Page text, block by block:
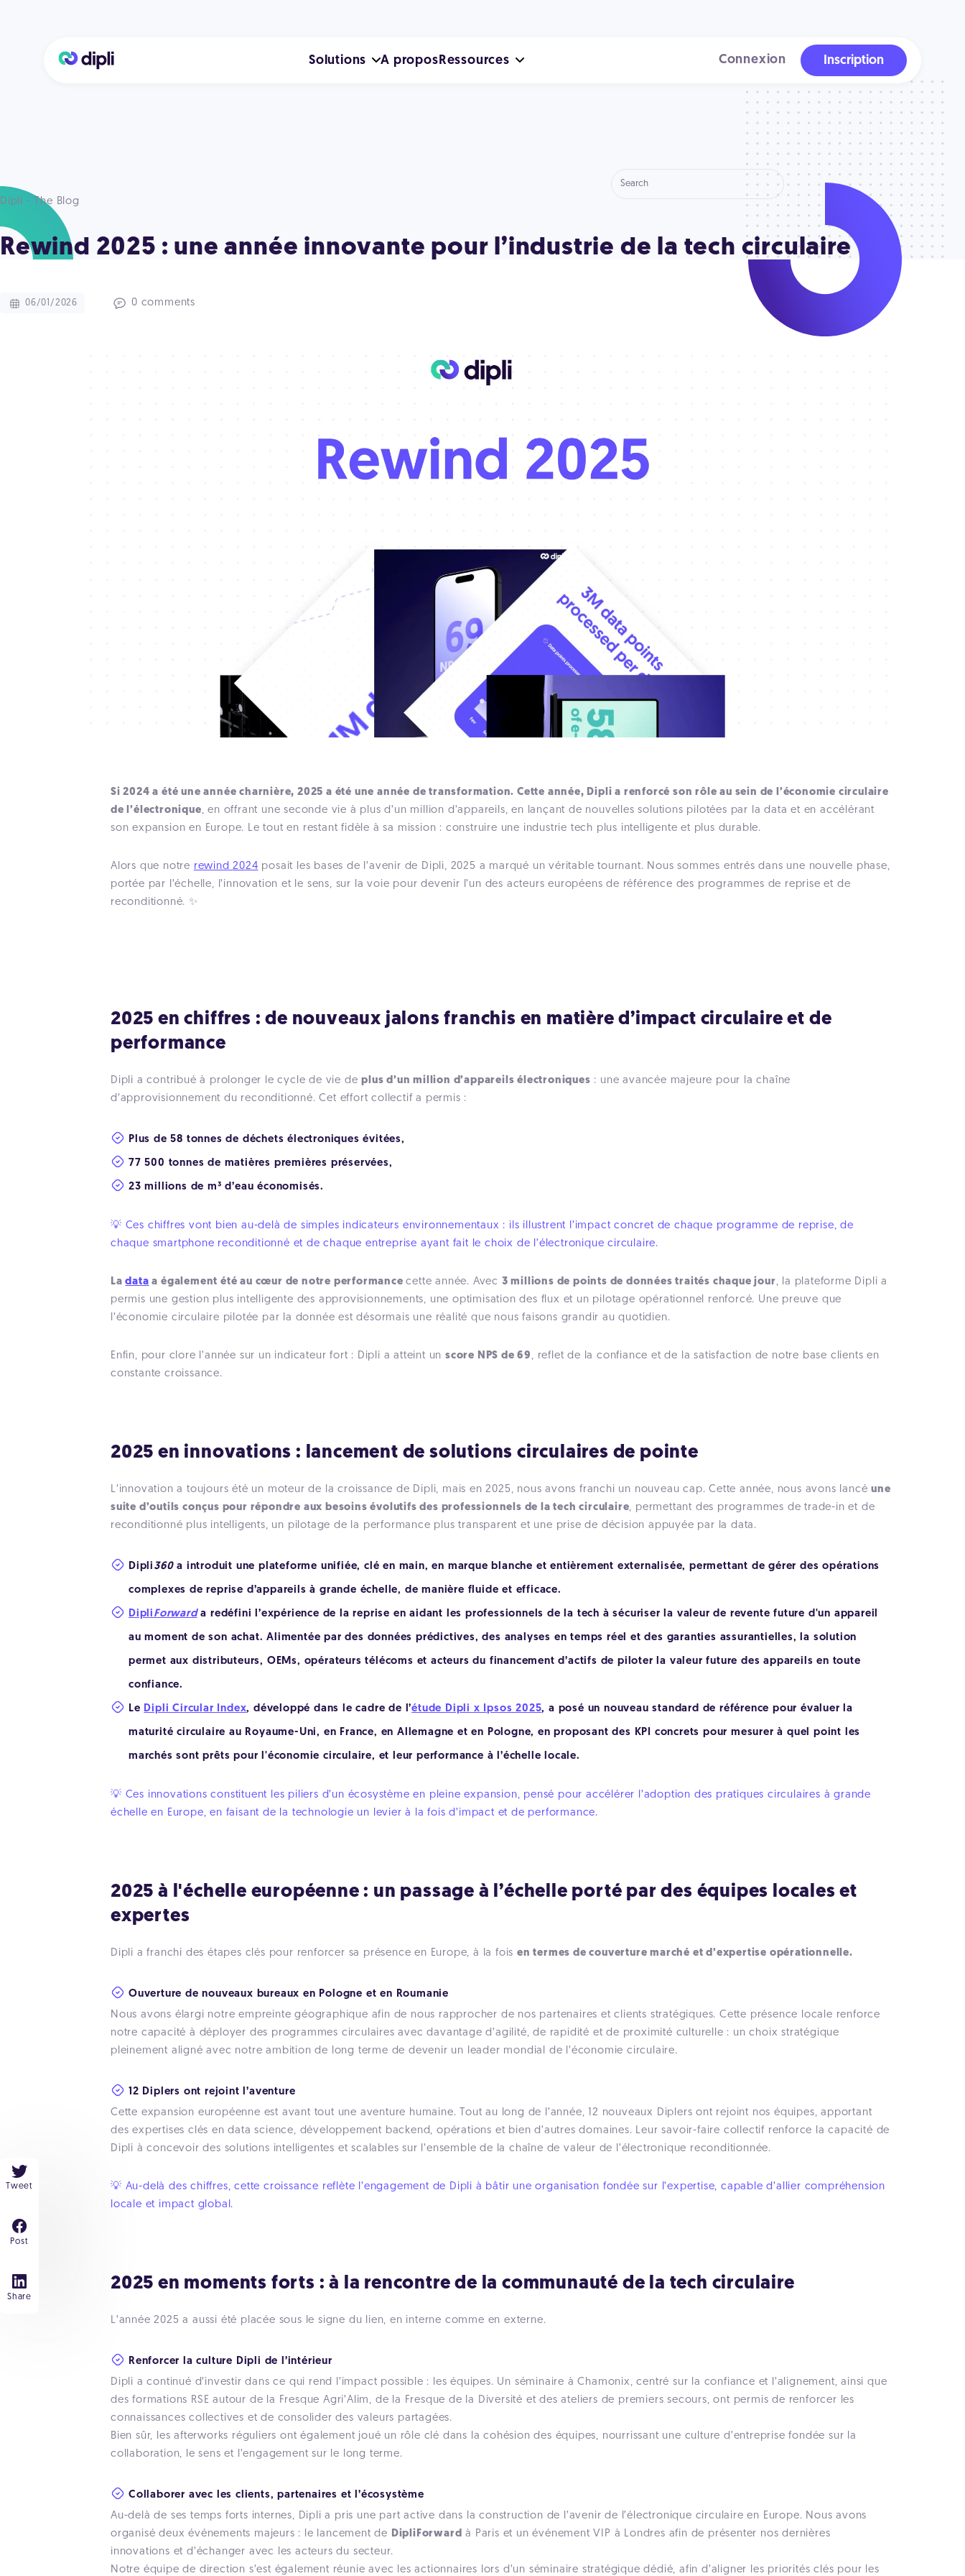
Solutions A propos Ressources Connexion Inscription
Dipli - The Blog
Rewind 2025 : une année innovante pour l’industrie de la tech circulaire
06/01/2026 0 comments
Tweet
Post
Share
Si 2024 a été une année charnière, 2025 a été une année de transformation. Cette année, Dipli a renforcé son rôle au sein de l’économie circulaire
de l’électronique, en offrant une seconde vie à plus d’un million d’appareils, en lançant de nouvelles solutions pilotées par la data et en accélérant
son expansion en Europe. Le tout en restant fidèle à sa mission : construire une industrie tech plus intelligente et plus durable.
Alors que notre rewind 2024 posait les bases de l’avenir de Dipli, 2025 a marqué un véritable tournant. Nous sommes entrés dans une nouvelle phase,
portée par l’échelle, l’innovation et le sens, sur la voie pour devenir l’un des acteurs européens de référence des programmes de reprise et de
reconditionné. ✨
2025 en chiffres : de nouveaux jalons franchis en matière d’impact circulaire et de
performance
Dipli a contribué à prolonger le cycle de vie deplus d’un million d’appareils électroniques : une avancée majeure pour la chaîne
d’approvisionnement du reconditionné. Cet effort collectif a permis :
Plus de 58 tonnes de déchets électroniques évitées,
77 500 tonnes de matières premières préservées,
23 millions de m³ d’eau économisés.
💡 Ces chiffres vont bien au-delà de simples indicateurs environnementaux : ils illustrent l’impact concret de chaque programme de reprise, de
chaque smartphone reconditionné et de chaque entreprise ayant fait le choix de l’électronique circulaire.
Ladata a également été au cœur de notre performancecette année. Avec 3 millions de points de données traités chaque jour, la plateforme Dipli a
permis une gestion plus intelligente des approvisionnements, une optimisation des flux et un pilotage opérationnel renforcé. Une preuve que
l’économie circulaire pilotée par la donnée est désormais une réalité que nous faisons grandir au quotidien.
Enfin, pour clore l’année sur un indicateur fort : Dipli a atteint un score NPS de 69 , reflet de la confiance et de la satisfaction de notre base clients en
constante croissance.
2025 en innovations : lancement de solutions circulaires de pointe
L’innovation a toujours été un moteur de la croissance de Dipli, mais en 2025, nous avons franchi un nouveau cap. Cette année, nous avons lancéune
suite d’outils conçus pour répondre aux besoins évolutifs des professionnels de la tech circulaire, permettant des programmes de trade-in et de
reconditionné plus intelligents, un pilotage de la performance plus transparent et une prise de décision appuyée par la data.
Dipli 360a introduit une plateforme unifiée, clé en main, en marque blanche et entièrement externalisée, permettant de gérer des opérations
complexes de reprise d’appareils à grande échelle, de manière fluide et efficace.
Dipli Forwarda redéfini l’expérience de la reprise en aidant les professionnels de la tech à sécuriser la valeur de revente future d'un appareil
au moment de son achat. Alimentée par des données prédictives, des analyses en temps réel et des garanties assurantielles, la solution
permet aux distributeurs, OEMs, opérateurs télécoms et acteurs du financement d’actifs de piloter la valeur future des appareils en toute
confiance.
Le Dipli Circular Index, développé dans le cadre de l’étude Dipli x Ipsos 2025, a posé un nouveau standard de référence pour évaluer la
maturité circulaire au Royaume-Uni, en France, en Allemagne et en Pologne, en proposant des KPI concrets pour mesurer à quel point les
marchés sont prêts pour l'économie circulaire, et leur performance à l’échelle locale.
💡 Ces innovations constituent les piliers d’un écosystème en pleine expansion, pensé pour accélérer l’adoption des pratiques circulaires à grande
échelle en Europe, en faisant de la technologie un levier à la fois d’impact et de performance.
2025 à l'échelle européenne : un passage à l’échelle porté par des équipes locales et
expertes
Dipli a franchi des étapes clés pour renforcer sa présence en Europe, à la fois en termes de couverture marché et d’expertise opérationnelle.
Ouverture de nouveaux bureaux en Pologne et en Roumanie
Nous avons élargi notre empreinte géographique afin de nous rapprocher de nos partenaires et clients stratégiques. Cette présence locale renforce
notre capacité à déployer des programmes circulaires avec davantage d’agilité, de rapidité et de proximité culturelle : un choix stratégique
pleinement aligné avec notre ambition de long terme de devenir un leader mondial de l’économie circulaire.
12 Diplers ont rejoint l’aventure
Cette expansion européenne est avant tout une aventure humaine. Tout au long de l’année, 12 nouveaux Diplers ont rejoint nos équipes, apportant
des expertises clés en data science, développement backend, opérations et bien d’autres domaines. Leur savoir-faire collectif renforce la capacité de
Dipli à concevoir des solutions intelligentes et scalables sur l’ensemble de la chaîne de valeur de l’électronique reconditionnée.
💡 Au-delà des chiffres, cette croissance reflète l’engagement de Dipli à bâtir une organisation fondée sur l’expertise, capable d’allier compréhension
locale et impact global.
2025 en moments forts : à la rencontre de la communauté de la tech circulaire
L’année 2025 a aussi été placée sous le signe du lien, en interne comme en externe.
Renforcer la culture Dipli de l’intérieur
Dipli a continué d’investir dans ce qui rend l’impact possible : les équipes. Un séminaire à Chamonix, centré sur la confiance et l’alignement, ainsi que
des formations RSE autour de la Fresque Agri’Alim, de la Fresque de la Diversité et des ateliers de premiers secours, ont permis de renforcer les
connaissances collectives et de consolider des valeurs partagées.
Bien sûr, les afterworks réguliers ont également joué un rôle clé dans la cohésion des équipes, nourrissant une culture d’entreprise fondée sur la
collaboration, le sens et l’engagement sur le long terme.
Collaborer avec les clients, partenaires et l’écosystème
Au-delà de ses temps forts internes, Dipli a pris une part active dans la construction de l’avenir de l’électronique circulaire en Europe. Nous avons
organisé deux événements majeurs : le lancement de DipliForward à Paris et un événement VIP à Londres afin de présenter nos dernières
innovations et d’échanger avec les acteurs du secteur.
Notre équipe de direction s’est également réunie avec les actionnaires lors d’un séminaire stratégique dédié, afin d’aligner les priorités clés pour les